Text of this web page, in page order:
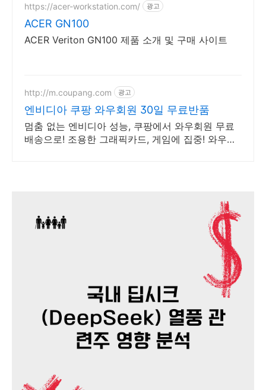
https://acer-workstation.com/ 광고
ACER GN100
ACER Veriton GN100 제품 소개 및 구매 사이트
http://m.coupang.com 광고
엔비디아 쿠팡 와우회원 30일 무료반품
멈춤 없는 엔비디아 성능, 쿠팡에서 와우회원 무료
배송으로! 조용한 그래픽카드, 게임에 집중! 와우회